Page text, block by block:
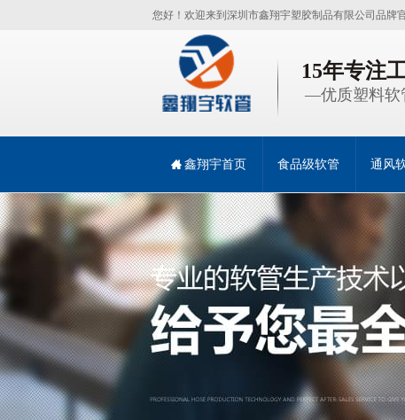
您好！欢迎来到深圳市鑫翔宇塑胶制品有限公司品牌
15年专注
—优质塑料软
鑫翔宇首页 食品级软管 通风